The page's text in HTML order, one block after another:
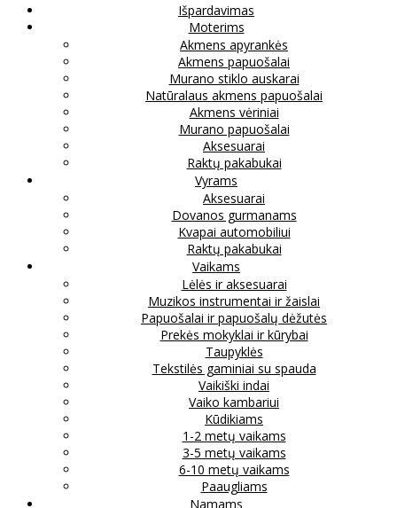
Išpardavimas
Moterims
Akmens apyrankės
Akmens papuošalai
Murano stiklo auskarai
Natūralaus akmens papuošalai
Akmens vėriniai
Murano papuošalai
Aksesuarai
Raktų pakabukai
Vyrams
Aksesuarai
Dovanos gurmanams
Kvapai automobiliui
Raktų pakabukai
Vaikams
Lėlės ir aksesuarai
Muzikos instrumentai ir žaislai
Papuošalai ir papuošalų dėžutės
Prekės mokyklai ir kūrybai
Taupyklės
Tekstilės gaminiai su spauda
Vaikiški indai
Vaiko kambariui
Kūdikiams
1-2 metų vaikams
3-5 metų vaikams
6-10 metų vaikams
Paaugliams
Namams